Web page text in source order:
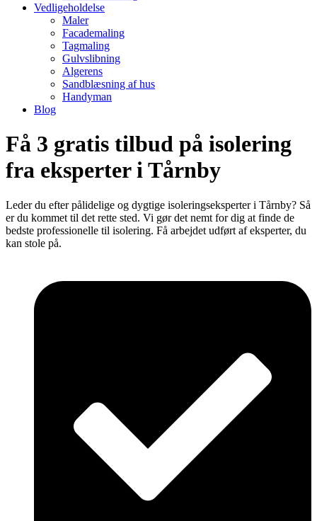
Vedligeholdelse
Maler
Facademaling
Tagmaling
Gulvslibning
Algerens
Sandblæsning af hus
Handyman
Blog
Få 3 gratis tilbud på isolering
fra eksperter i Tårnby
Leder du efter pålidelige og dygtige isoleringseksperter i Tårnby? Så
er du kommet til det rette sted. Vi gør det nemt for dig at finde de
bedste professionelle til isolering. Få arbejdet udført af eksperter, du
kan stole på.